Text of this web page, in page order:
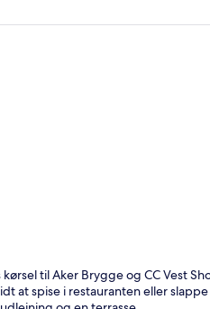
til Aker Brygge og CC Vest
at spise i restauranten eller